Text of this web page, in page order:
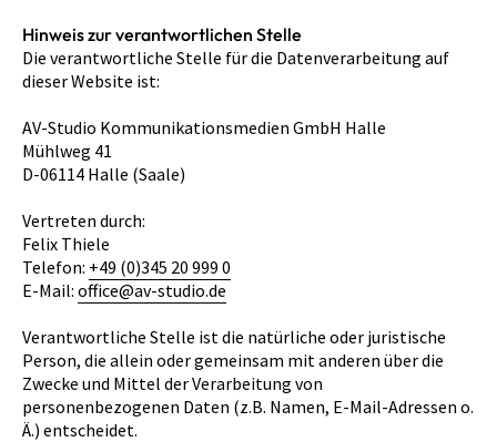
Hinweis zur verantwortlichen Stelle
Die verantwortliche Stelle für die Datenverarbeitung auf
dieser Website ist:
AV-Studio Kommunikationsmedien GmbH Halle
Mühlweg 41
D-06114 Halle (Saale)
Vertreten durch:
Felix Thiele
Telefon: +49 (0)345 20 999 0
E-Mail: office@av-studio.de
Verantwortliche Stelle ist die natürliche oder juristische
Person, die allein oder gemeinsam mit anderen über die
Zwecke und Mittel der Verarbeitung von
personenbezogenen Daten (z.B. Namen, E-Mail-Adressen o.
Ä.) entscheidet.